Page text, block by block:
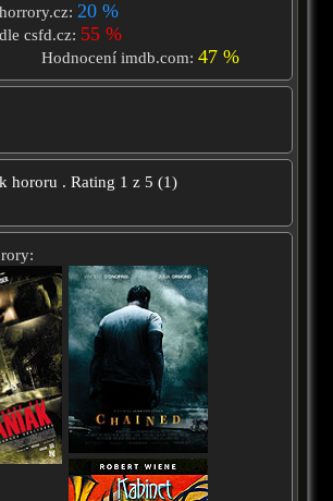
20 %
csfd.cz: 55 %
Hodnocení imdb.com:47 %
hororu . Rating 1 z 5 (1)